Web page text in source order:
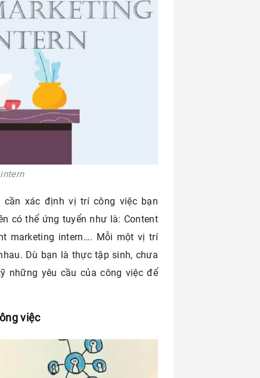
xác định vị trí công việc bạn
có thể ứng tuyển như là: Content
marketing intern…. Mỗi một vị trí
Dù bạn là thực tập sinh, chưa
những yêu cầu của công việc để
việc